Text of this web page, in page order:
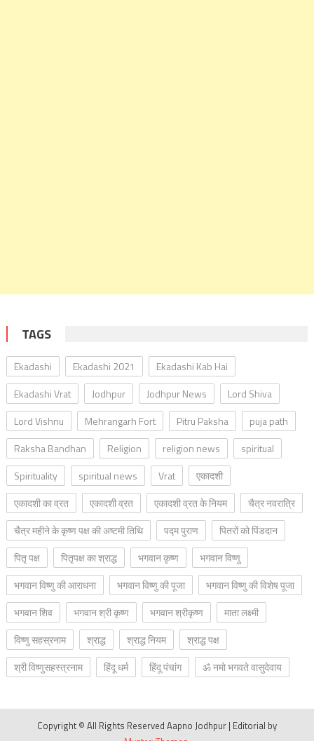
TAGS
Ekadashi Ekadashi 2021
Ekadashi Kab Hai
Ekadashi Vrat
Jodhpur Jodhpur News
Lord Shiva
Lord Vishnu
Mehrangarh Fort Pitru Paksha
puja path
Raksha Bandhan
Religion religion news
spiritual
Spirituality
spiritual news Vrat
एकादशी
एकादशी का व्रत
एकादशी व्रत एकादशी व्रत के नियम
चैत्र नवरात्रि
चैत्र महीने के कृष्ण पक्ष की अष्टमी तिथि
पद्म पुराण
पितरों को पिंडदान
पितृ पक्ष
पितृपक्ष का श्राद्ध भगवान कृष्ण
भगवान विष्णु
भगवान विष्णु की आराधना
भगवान विष्णु की पूजा
भगवान विष्णु की विशेष पूजा
भगवान शिव
भगवान श्री कृष्ण भगवान श्रीकृष्ण
माता लक्ष्मी
विष्णु सहस्रनाम
श्राद्ध श्राद्ध नियम
श्राद्ध पक्ष
श्री विष्णुसहस्त्रनाम
हिंदू धर्म हिंदू पंचांग ॐ नमो भगवते वासुदेवाय
Copyright © All Rights Reserved Aapno Jodhpur | Editorial by